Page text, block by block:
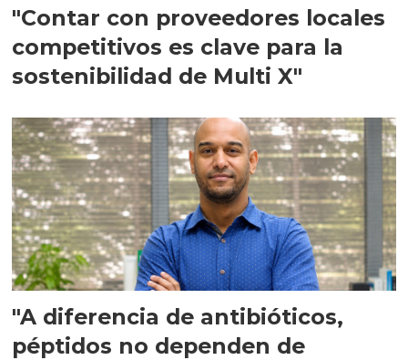
"Contar con proveedores locales
competitivos es clave para la
sostenibilidad de Multi X"
"A diferencia de antibióticos,
péptidos no dependen de